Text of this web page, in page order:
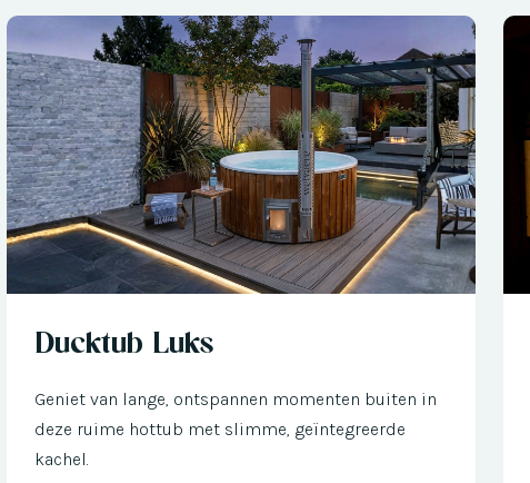
Ducktub Luks
Geniet van lange, ontspannen momenten buiten in
deze ruime hottub met slimme, geïntegreerde
kachel.